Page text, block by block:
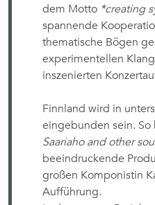
dem Motto *creating
spannende
thematische Bögen
experimentellen
inszenierten
Finnland wird in
eingebunden sein.
Saariaho and other
beeindruckende
großen Komponistin
Aufführung.